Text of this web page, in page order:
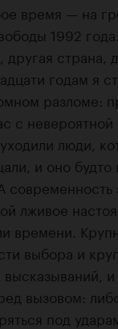
время — на
1992
страна,
годам я
разломе:
с невероятной
люди,
и оно будто
современность
лживое
времени.
выбора и
вызовом:
под